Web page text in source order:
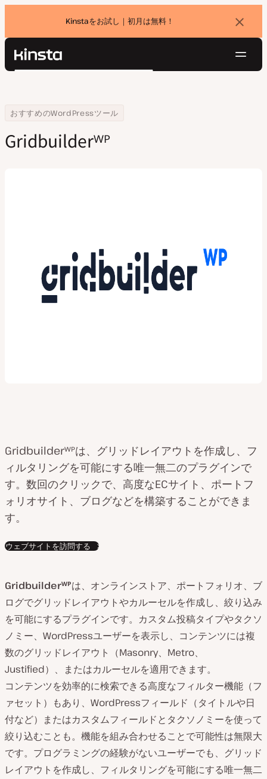
Kinstaをお試し｜初月は無料！
バ
ナ
を
Kinsta®
価格設定
お問い合わせ
検
Home
会社
おすすめのWordPressツール
Gridbuilderᵂᴾ
Gridbuilderᵂᴾ
Gridbuilderᵂᴾは、グリッドレイアウトを作成し、フ
ィルタリングを可能にする唯一無二のプラグインで
す。数回のクリックで、高度なECサイト、ポートフ
ォリオサイト、ブログなどを構築することができま
す。
ウェブサイトを訪問する
Gridbuilderᵂᴾは、オンラインストア、ポートフォリオ、ブ
ログでグリッドレイアウトやカルーセルを作成し、絞り込み
を可能にするプラグインです。カスタム投稿タイプやタクソ
ノミー、WordPressユーザーを表示し、コンテンツには複
数のグリッドレイアウト（Masonry、Metro、
Justified）、またはカルーセルを適用できます。
コンテンツを効率的に検索できる高度なフィルター機能（フ
ァセット）もあり、WordPressフィールド（タイトルや日
付など）またはカスタムフィールドとタクソノミーを使って
絞り込むことも。機能を組み合わせることで可能性は無限大
です。プログラミングの経験がないユーザーでも、グリッド
レイアウトを作成し、フィルタリングを可能にする唯一無二